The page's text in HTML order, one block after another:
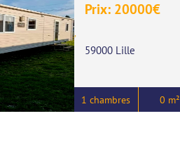
Prix: 20000€
,
59000 Lille
1 chambres 0 m²